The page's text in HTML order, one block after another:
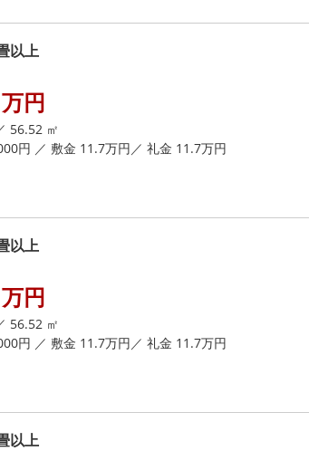
以上
万円
56.52 ㎡
円 ／ 敷金 11.7万円／ 礼金 11.7万円
以上
万円
56.52 ㎡
円 ／ 敷金 11.7万円／ 礼金 11.7万円
以上